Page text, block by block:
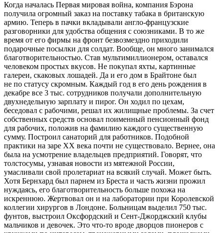
Когда началась Первая мировая война, компания Бэрона
получила огромный заказ на поставку табака в британскую
армию. Теперь в пачки вкладывали англо-французские
разговорники для удобства общения с союзниками. В то же
время от его фирмы на фронт безвозмездно приходили
подарочные посылки для солдат. Вообще, он много занимался
благотворительностью. Став мультимиллионером, оставался
человеком простых вкусов. Не покупал яхты, картинные
галереи, скаковых лошадей. Да и его дом в Брайтоне был
не по статусу скромным. Каждый год в его день рождения в
декабре все 3 тыс. сотрудников получали дополнительную
двухнедельную зарплату и пирог. Он ходил по цехам,
беседовал с рабочими, решал их жилищные проблемы. За счет
собственных средств основал поименный пенсионный фонд
для рабочих, положив на фамилию каждого существенную
сумму. Построил санаторий для работников. Подобной
практики на заре ХХ века почти не существовало. Вернее, она
была на усмотрение владельцев предприятий. Говорят, что
толстосумы, узнавая новости из мятежной России,
умасливали свой пролетариат на всякий случай. Может быть.
Хотя Бернхард был парнем из Бреста и часть жизни прожил
нуждаясь, его благотворительность больше похожа на
искреннюю. Жертвовал он и на лаборатории при Королевской
коллегии хирургов в Лондоне. Больницам выделил 750 тыс.
фунтов, выстроил Оксфордский и Сент-Джорджский клубы
мальчиков и девочек. Это что-то вроде дворцов пионеров с